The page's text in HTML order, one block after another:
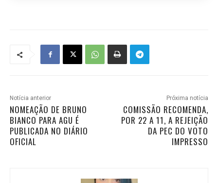
Notícia anterior
NOMEAÇÃO DE BRUNO
BIANCO PARA AGU É
PUBLICADA NO DIÁRIO
OFICIAL
Próxima notícia
COMISSÃO RECOMENDA,
POR 22 A 11, A REJEIÇÃO
DA PEC DO VOTO
IMPRESSO